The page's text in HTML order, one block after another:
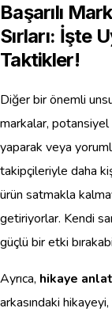
Başarılı
Sırları: İşte
Taktikler!
Diğer bir önemli
markalar,
yaparak veya
takipçileriyle daha
ürün satmakla
getiriyorlar. Kendi
güçlü bir etki
Ayrıca, hikaye
arkasındaki